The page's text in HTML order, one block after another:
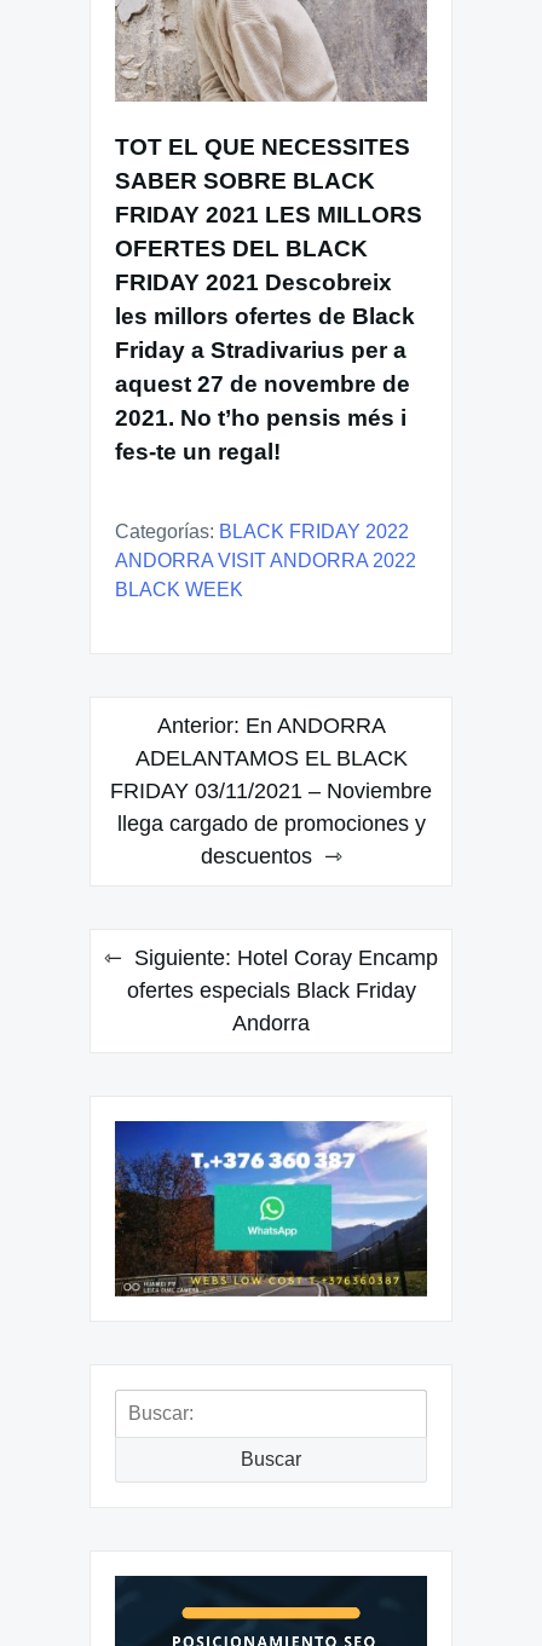
TOT EL QUE NECESSITES
SABER SOBRE BLACK
FRIDAY 2021 LES MILLORS
OFERTES DEL BLACK
FRIDAY 2021 Descobreix
les millors ofertes de Black
Friday a Stradivarius per a
aquest 27 de novembre de
2021. No t’ho pensis més i
fes-te un regal!
Categorías: BLACK FRIDAY 2022
ANDORRA VISIT ANDORRA 2022
BLACK WEEK
Navegación
entradas
Anterior: En ANDORRA
ADELANTAMOS EL BLACK
FRIDAY 03/11/2021 – Noviembre
llega cargado de promociones y
descuentos
Siguiente: Hotel Coray Encamp
ofertes especials Black Friday
Andorra
Buscar:
Buscar